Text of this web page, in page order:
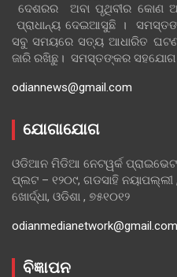
ଦେଶରର ଅବା ପୃଥିବୀର କୋଣ
ପ୍ରାଧାନ୍ୟ ଦେଇଆସୁଛି ।
ସବୁ ସମୟରେ ସତ୍ୟ ଆଧାରିତ
ଜାରି ରଖିଛୁ। ସମସ୍ତଙ୍କର ସହଯୋଗ
odiannews@gmail.com
ଯୋଗାଯୋଗ
ଓଡିଆନ ମିଡିଆ ନେଟୱର୍କ
ପ୍ଲଟ – ୧୨୦୯, ଗଡସାହି
ଖୋର୍ଦ୍ଧା, ଓଡିଶା , ୭୫୧୦୧୨
odianmedianetwork@gmail.com
ବିଜ୍ଞାପନ